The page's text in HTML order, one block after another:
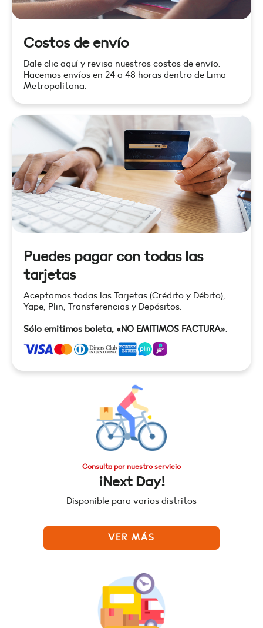
Costos de envío
Dale clic aquí y revisa nuestros costos de envío.
Hacemos envíos en 24 a 48 horas dentro de Lima
Metropolitana.
Puedes pagar con todas las
tarjetas
Aceptamos todas las Tarjetas (Crédito y Débito),
Yape, Plin, Transferencias y Depósitos.
Sólo emitimos boleta, «NO EMITIMOS FACTURA».
Consulta por nuestro servicio
¡Next Day!
Disponible para varios distritos
VER MÁS